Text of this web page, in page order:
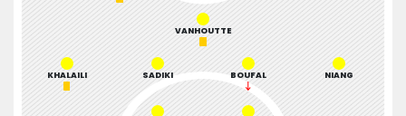
KHALAILI SADIKI BOUFAL
VANHOUTTE
NIANG